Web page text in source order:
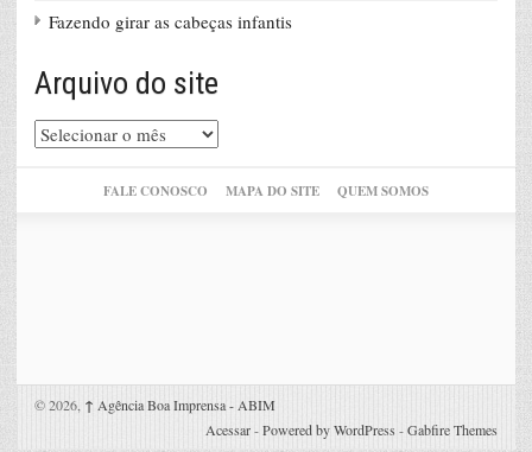
Fazendo girar as cabeças infantis
Arquivo do site
Arquivo
do
FALE CONOSCO MAPA DO SITE QUEM SOMOS
© 2026, ↑ Agência Boa Imprensa - ABIM
Acessar-Powered by WordPress -Gabfire Themes